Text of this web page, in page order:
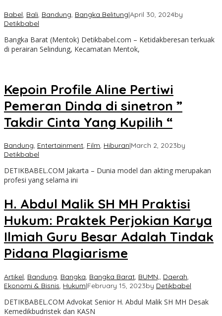
Babel, Bali, Bandung, Bangka Belitung|April 30, 2024by
Detikbabel
Bangka Barat (Mentok) Detikbabel.com – Ketidakberesan terkuak
di perairan Selindung, Kecamatan Mentok,
Kepoin Profile Aline Pertiwi
Pemeran Dinda di sinetron ”
Takdir Cinta Yang Kupilih “
Bandung, Entertainment, Film, Hiburan|March 2, 2023by
Detikbabel
DETIKBABEL.COM Jakarta – Dunia model dan akting merupakan
profesi yang selama ini
H. Abdul Malik SH MH Praktisi
Hukum: Praktek Perjokian Karya
Ilmiah Guru Besar Adalah Tindak
Pidana Plagiarisme
Artikel, Bandung, Bangka, Bangka Barat, BUMN,, Daerah,
Ekonomi & Bisnis, Hukum|February 15, 2023by Detikbabel
DETIKBABEL.COM Advokat Senior H. Abdul Malik SH MH Desak
Kemedikbudristek dan KASN